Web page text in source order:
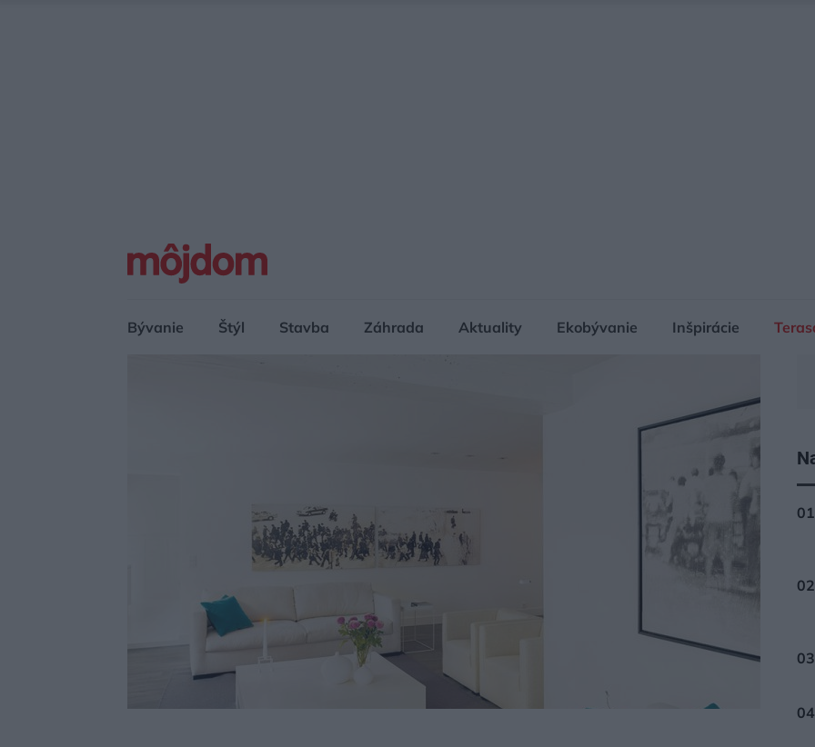
Bývanie Štýl Stavba Záhrada Aktuality Ekobývanie Inšpirácie